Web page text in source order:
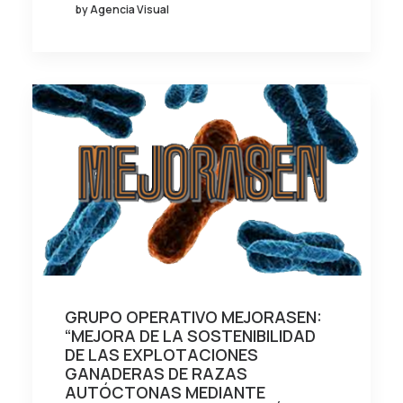
by Agencia Visual
GRUPO OPERATIVO MEJORASEN:
“MEJORA DE LA SOSTENIBILIDAD
DE LAS EXPLOTACIONES
GANADERAS DE RAZAS
AUTÓCTONAS MEDIANTE